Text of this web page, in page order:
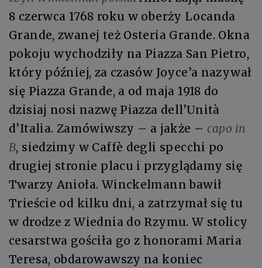
8 czerwca 1768 roku w oberży Locanda
Grande, zwanej też Osteria Grande. Okna
pokoju wychodziły na Piazza San Pietro,
który później, za czasów Joyce’a nazywał
się Piazza Grande, a od maja 1918 do
dzisiaj nosi nazwę Piazza dell’Unità
d’Italia. Zamówiwszy – a jakże – capo in
B, siedzimy w Caffè degli specchi po
drugiej stronie placu i przyglądamy się
Twarzy Anioła. Winckelmann bawił
Trieście od kilku dni, a zatrzymał się tu
w drodze z Wiednia do Rzymu. W stolicy
cesarstwa gościła go z honorami Maria
Teresa, obdarowawszy na koniec